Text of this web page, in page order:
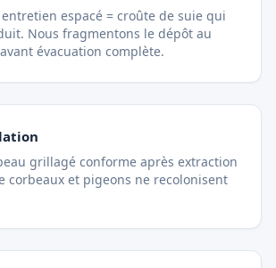
espacé = croûte de suie qui
Nous fragmentons le dépôt au
évacuation complète.
grillagé conforme après extraction
corbeaux et pigeons ne recolonisent